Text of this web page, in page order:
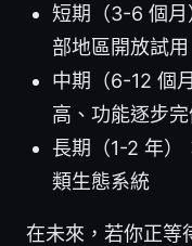
短期（3-6 個
部地區開放試用
中期（6-12 個
高、功能逐步完
長期（1-2 年）
類生態系統
在未來，若你正等